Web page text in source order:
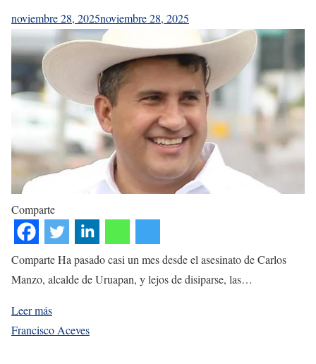
noviembre 28, 2025noviembre 28, 2025
Comparte
Comparte Ha pasado casi un mes desde el asesinato de Carlos
Manzo, alcalde de Uruapan, y lejos de disiparse, las…
Leer más
Francisco Aceves